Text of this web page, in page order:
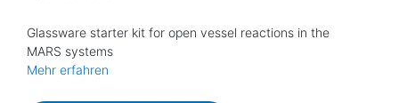
Glassware starter kit for open vessel reactions in the
MARS systems
Mehr erfahren